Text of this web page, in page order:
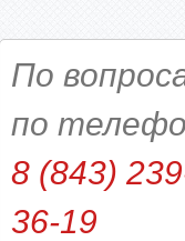
По
по
8 (843)
36-19